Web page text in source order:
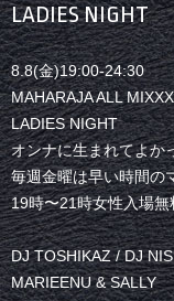
LADIES
8.8(金)19:00-24:30
MAHARAJA ALL MIXXX
LADIES NIGHT
オンナに生まれてよか
毎週金曜は早い時間の
19時〜21時女性入場
DJ TOSHIKAZ / DJ
MARIEENU & SALLY